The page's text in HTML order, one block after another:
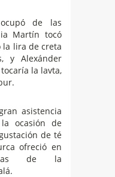
de las
Martín tocó
la lira de creta
y Alexánder
la lavta,
asistencia
ocasión de
de té
ofreció en
de la